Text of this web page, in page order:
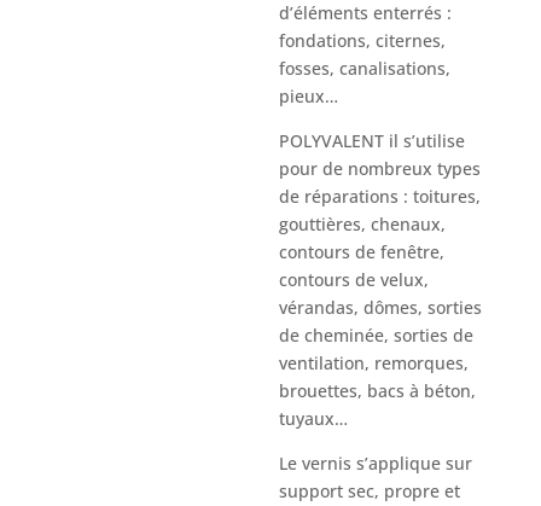
d’éléments enterrés :
fondations, citernes,
fosses, canalisations,
pieux…
POLYVALENT il s’utilise
pour de nombreux types
de réparations : toitures,
gouttières, chenaux,
contours de fenêtre,
contours de velux,
vérandas, dômes, sorties
de cheminée, sorties de
ventilation, remorques,
brouettes, bacs à béton,
tuyaux…
Le vernis s’applique sur
support sec, propre et